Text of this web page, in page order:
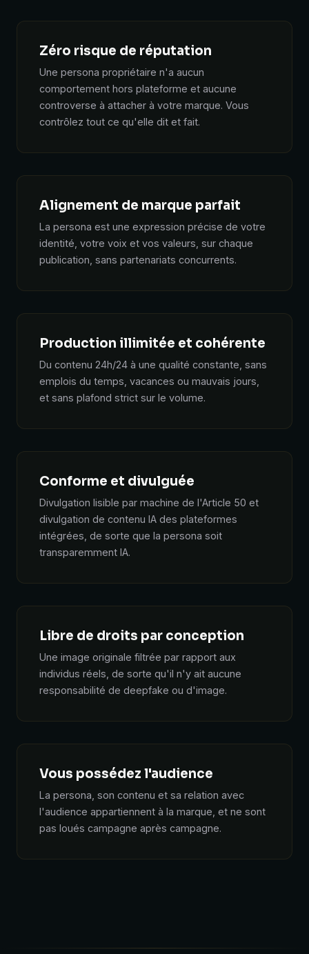
Zéro risque de réputation
Une persona propriétaire n'a aucun
comportement hors plateforme et aucune
controverse à attacher à votre marque. Vous
contrôlez tout ce qu'elle dit et fait.
Alignement de marque parfait
La persona est une expression précise de votre
identité, votre voix et vos valeurs, sur chaque
publication, sans partenariats concurrents.
Production illimitée et cohérente
Du contenu 24h/24 à une qualité constante, sans
emplois du temps, vacances ou mauvais jours,
et sans plafond strict sur le volume.
Conforme et divulguée
Divulgation lisible par machine de l'Article 50 et
divulgation de contenu IA des plateformes
intégrées, de sorte que la persona soit
transparemment IA.
Libre de droits par conception
Une image originale filtrée par rapport aux
individus réels, de sorte qu'il n'y ait aucune
responsabilité de deepfake ou d'image.
Vous possédez l'audience
La persona, son contenu et sa relation avec
l'audience appartiennent à la marque, et ne sont
pas loués campagne après campagne.